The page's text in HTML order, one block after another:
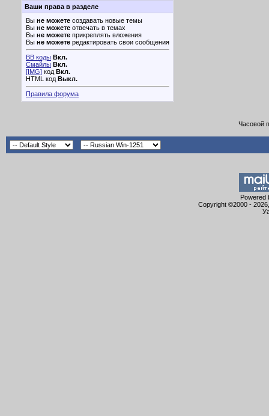
Ваши права в разделе
Вы не можете создавать новые темы
Вы не можете отвечать в темах
Вы не можете прикреплять вложения
Вы не можете редактировать свои сообщения
BB коды Вкл.
Смайлы Вкл.
[IMG] код Вкл.
HTML код Выкл.
Правила форума
Часовой
Powered
Copyright ©2000 -